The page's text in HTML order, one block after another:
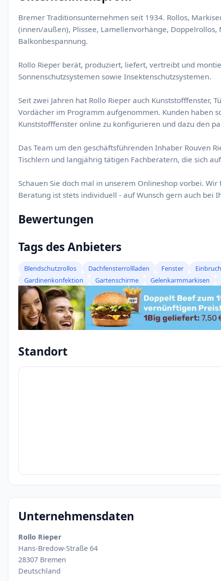
Bremer Traditionsunternehmen seit 1934. Rollos,
(innen/außen), Plissee, Lamellenvorhänge,
Balkonbespannung.
Rollo Rieper berät, produziert, liefert, vertreibt und
Sonnenschutzsystemen sowie Insektenschutzsystemen.
Seit zwei Jahren hat Rollo Rieper auch Kunststofffenster,
Vordächer im Programm aufgenommen. Kunden haben
Kunststofffenster online zu konfigurieren und dazu den
Das Team um den geschäftsführenden Inhaber Rouven
Tischlern und langjährig tätigen Fachberatern, die sich
Schauen Sie doch mal in unserem Onlineshop vorbei.
Beratung ist stets individuell - auf Wunsch gern auch bei
Bewertungen
Tags des Anbieters
Blendschutzrollos Dachfensterrollladen Fenster
Gardinenkonfektion
Gartenschirme Gelenkarmmarkisen
Standort
Unternehmensdaten
Rollo Rieper
Hans-Bredow-Straße 64
28307 Bremen
Deutschland